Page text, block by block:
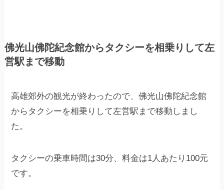
佛光山佛陀紀念館からタクシーを相乗りして左
営駅まで移動
高雄郊外の観光が終わったので、佛光山佛陀紀念館
からタクシーを相乗りして左営駅まで移動しまし
た。
タクシーの乗車時間は30分、料金は1人あたり100元
です。